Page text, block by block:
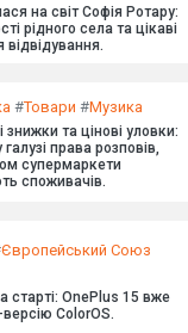
на світ Софія Ротару:
рідного села та цікаві
відвідування.
#Товари #Музика
та цінові уловки:
права розповів,
супермаркети
споживачів.
Європейський Союз
старті: OnePlus 15 вже
ColorOS.